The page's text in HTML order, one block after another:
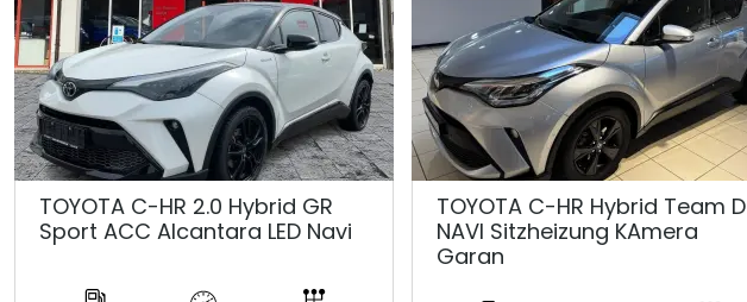
TOYOTA C-HR 2.0 Hybrid GR
Sport ACC Alcantara LED Navi
TOYOTA C-HR Hybrid Team D
NAVI Sitzheizung KAmera
Garan